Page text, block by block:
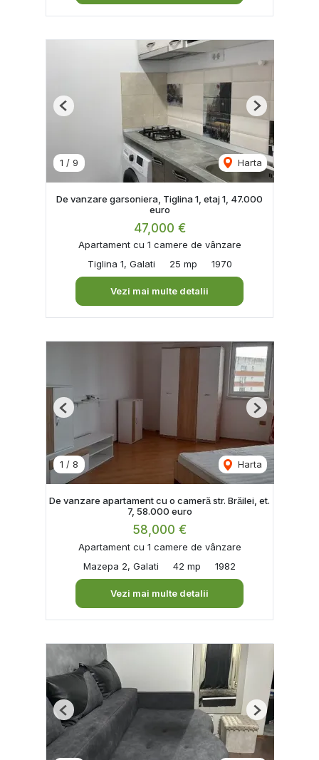
1 / 9 Harta
Previous Next
De vanzare garsoniera, Tiglina 1, etaj 1, 47.000
euro
47,000 €
Apartament cu 1 camere de vânzare
Tiglina 1, Galati
25 mp 1970
Vezi mai multe detalii
1 / 8 Harta
Previous Next
De vanzare apartament cu o cameră str. Brăilei, et.
7, 58.000 euro
58,000 €
Apartament cu 1 camere de vânzare
Mazepa 2, Galati
42 mp 1982
Vezi mai multe detalii
Previous Next